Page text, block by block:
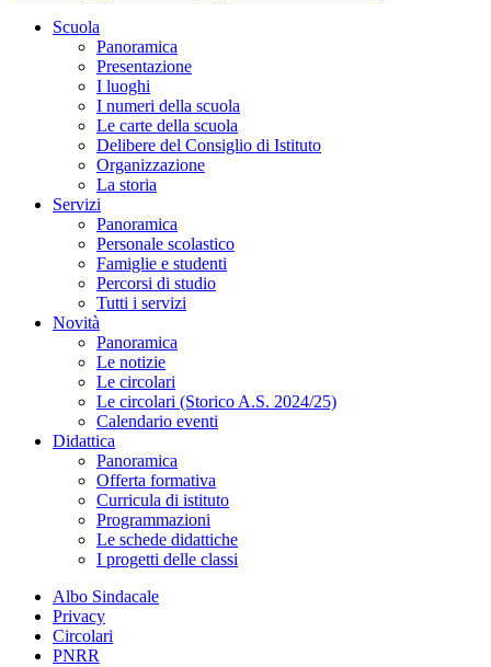
Scuola
Panoramica
Presentazione
I luoghi
I numeri della scuola
Le carte della scuola
Delibere del Consiglio di Istituto
Organizzazione
La storia
Servizi
Panoramica
Personale scolastico
Famiglie e studenti
Percorsi di studio
Tutti i servizi
Novità
Panoramica
Le notizie
Le circolari
Le circolari (Storico A.S. 2024/25)
Calendario eventi
Didattica
Panoramica
Offerta formativa
Curricula di istituto
Programmazioni
Le schede didattiche
I progetti delle classi
Albo Sindacale
Privacy
Circolari
PNRR